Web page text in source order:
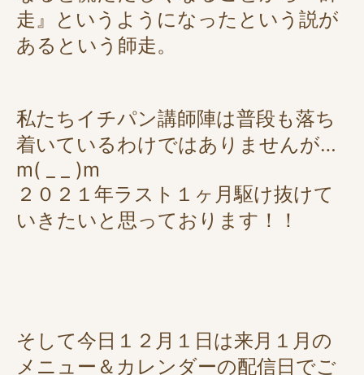
走』というようになったという説が
あるという師走。
私たちイチパン講師陣は普段も落ち
着いているわけではありませんが…
m( _ _ )m
２０２１年ラスト１ヶ月駆け抜けて
いきたいと思っております！！
そして今日１２月１日は来月１月の
メニュー＆カレンダーの配信日でご